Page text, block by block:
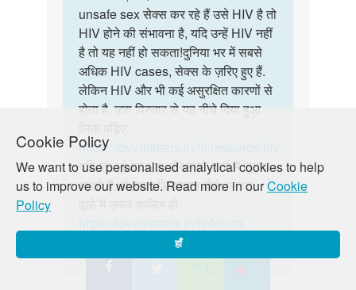
Cookie Policy
We want to use personalised analytical cookies to help
us to improve our website. Read more in ourCookie
Policy
हाँ
मैन
एक
शादी
शुदा
औरत
से
Akber
बेटे,
यदि
जिस
व्यक्ति
…
unsafe sex सेक्स कर रहे हैं उसे HIV है तो
HIV होने की संभावना है, यदि उन्हें HIV नहीं
है तो यह नहीं हो सकता!दुनिया भर में सबसे
अधिक HIV cases, सेक्स के ज़रिए हुए हैं.
लेकिन HIV और भी कई असुरक्षित कारणों से
होता है. ज़रा विस्तार से यह नीचे दिया हुआ
https://lovematters.in/hi/resource/hiv
यदि इस मुद्दे पर आप और गहरी चर्चा में जुड़ना
चाहते हैं, तो हमारे डिस्कशन बोर्ड, ‘जस्ट